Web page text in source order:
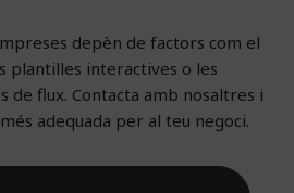
depèn de factors com el
plantilles interactives o les
de flux. Contacta amb nosaltres i
adequada per al teu negoci.